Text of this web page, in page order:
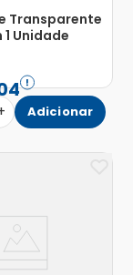
Transparente
Unidade
Adicionar